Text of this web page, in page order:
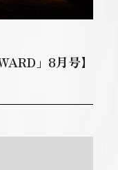
」8月号】